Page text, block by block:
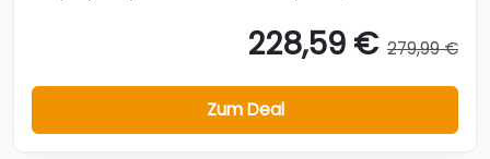
228,59 € 279,99 €
Zum Deal